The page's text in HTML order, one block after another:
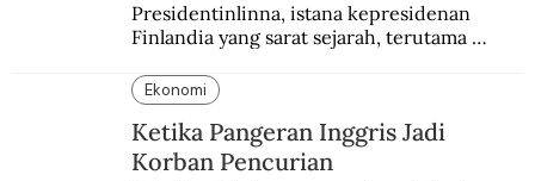
Presidentinlinna, istana kepresidenan
Finlandia yang sarat sejarah, terutama
Ekonomi
Ketika Pangeran Inggris Jadi
Korban Pencurian